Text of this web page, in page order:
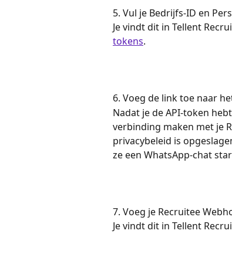
5. Vul je Bedrijfs-ID en
Je vindt dit in Tellent
tokens.
6. Voeg de link toe naar
Nadat je de API-token
verbinding maken met je
privacybeleid is
ze een WhatsApp-chat
7. Voeg je Recruitee
Je vindt dit in Tellent